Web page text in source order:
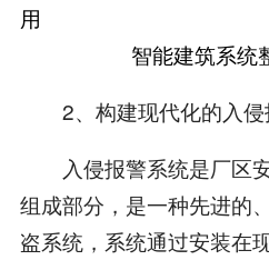
用
智能建筑系统
2、构建现代化的入侵
入侵报警系统是厂区
组成部分，是一种先进的
盗系统，系统通过安装在